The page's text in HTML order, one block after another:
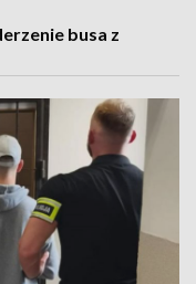
busa z